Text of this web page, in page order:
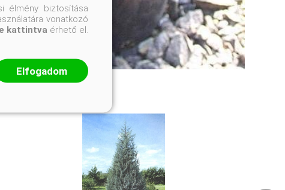
élmény biztosítása
vonatkozó
kattintva érhető el.
Elfogadom